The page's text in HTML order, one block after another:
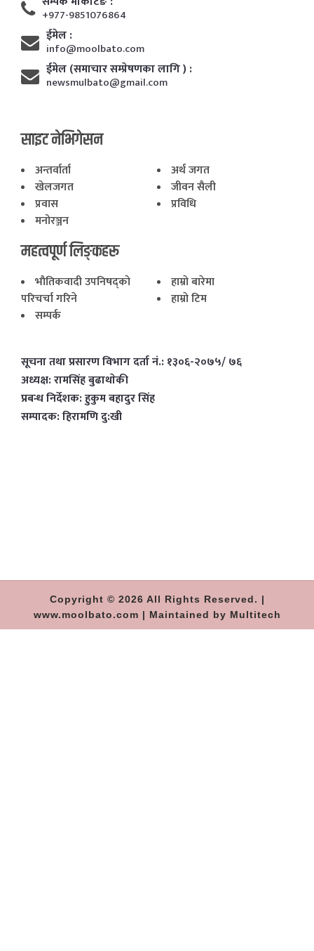
+977-9851076864
ईमेल :
info@moolbato.com
ईमेल (समाचार सम्प्रेषणका लागि ) :
newsmulbato@gmail.com
साइट नेभिगेसन
अन्तर्वार्ता
अर्थ जगत
खेलजगत
जीवन सैली
प्रवास
प्रविधि
मनोरञ्जन
महत्वपूर्ण लिङ्कहरू
भाैतिकवादी उपनिषद्काे
परिचर्चा गरिने
हाम्राे बारेमा
हाम्राे टिम
सम्पर्क
सूचना तथा प्रसारण विभाग दर्ता नं.: १३०६-२०७५/ ७६
अध्यक्ष: रामसिंह बुढाथाेकी
प्रबन्ध निर्देशक: हुकुम बहादुर सिंह
सम्पादक: हिरामणि दु:खी
Copyright © 2026 All Rights Reserved. |
www.moolbato.com | Maintained by Multitech